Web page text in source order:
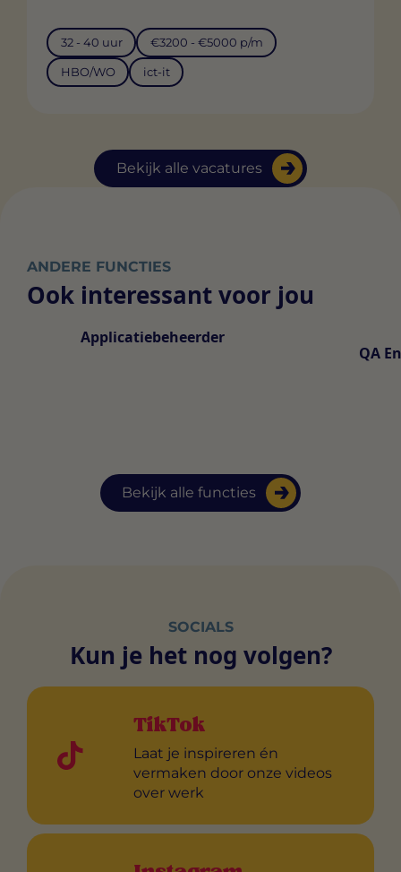
Bekijk alle vacatures
32 - 40 uur €3200 - €5000 p/m
HBO/WO ict-it
ANDERE FUNCTIES
Ook interessant voor jou
Bekijk alle functies
Applicatiebeheerder
QA
SOCIALS
Kun je het nog volgen?
TikTok
Laat je inspireren én
vermaken door onze videos
over werk